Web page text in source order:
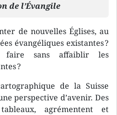
de l’Évangile
de nouvelles Églises, au
évangéliques existantes ?
sans affaiblir les
?
de la Suisse
perspective d’avenir. Des
agrémentent et